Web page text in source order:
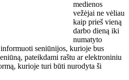
medienos
vežėjai ne vėliau
kaip prieš vieną
darbo dieną iki
numatyto
seniūnijos, kurioje bus
pateikdami raštu ar elektroniniu
kurioje turi būti nurodyta ši